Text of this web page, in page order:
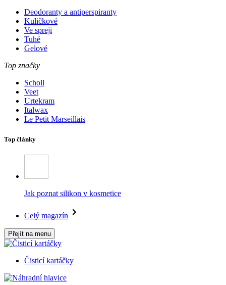
Deodoranty a antiperspiranty
Kuličkové
Ve spreji
Tuhé
Gelové
Top značky
Scholl
Veet
Urtekram
Italwax
Le Petit Marseillais
Top články
Jak poznat silikon v kosmetice
Celý magazín
Přejít na menu
Čisticí kartáčky